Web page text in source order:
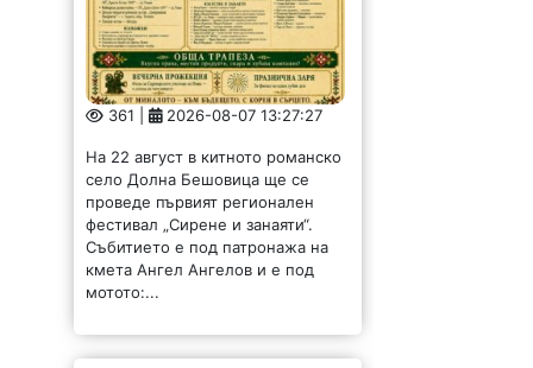
361 | 2026-08-07 13:27:27
На 22 август в китното романско
село Долна Бешовица ще се
проведе първият регионален
фестивал „Сирене и занаяти“.
Събитието е под патронажа на
кмета Ангел Ангелов и е под
мотото:...